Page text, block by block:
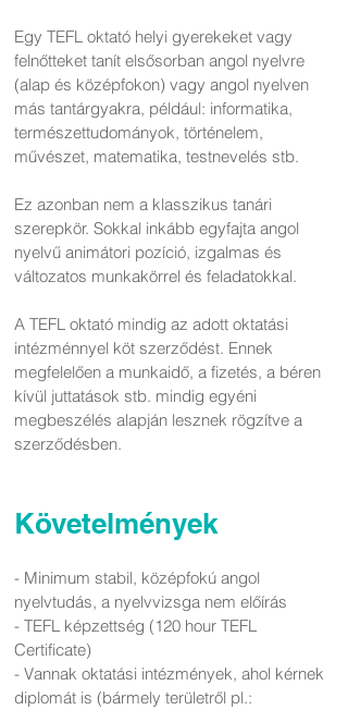
Egy TEFL oktató helyi gyerekeket vagy
felnőtteket tanít elsősorban angol nyelvre
(alap és középfokon) vagy angol nyelven
más tantárgyakra, például: informatika,
természettudományok, történelem,
művészet, matematika, testnevelés stb.
Ez azonban nem a klasszikus tanári
szerepkör. Sokkal inkább egyfajta angol
nyelvű animátori pozíció, izgalmas és
változatos munkakörrel és feladatokkal.
A TEFL oktató mindig az adott oktatási
intézménnyel köt szerződést. Ennek
megfelelően a munkaidő, a fizetés, a béren
kívül juttatások stb. mindig egyéni
megbeszélés alapján lesznek rögzítve a
szerződésben.
Követelmények
- Minimum stabil, középfokú angol
nyelvtudás, a nyelvvizsga nem előírás
- TEFL képzettség (120 hour TEFL
Certificate)
- Vannak oktatási intézmények, ahol kérnek
diplomát is (bármely területről pl.: